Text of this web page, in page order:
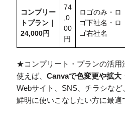
コンプリー
トプラン｜
24,000円
74
,0
00
円
ロゴのみ・ロ
ゴ下社名・ロ
ゴ右社名
★コンプリート・プランの活用
使えば、 Canvaで色変更や拡大
Webサイト、SNS、チラシな
鮮明に使いこなしたい方に最適